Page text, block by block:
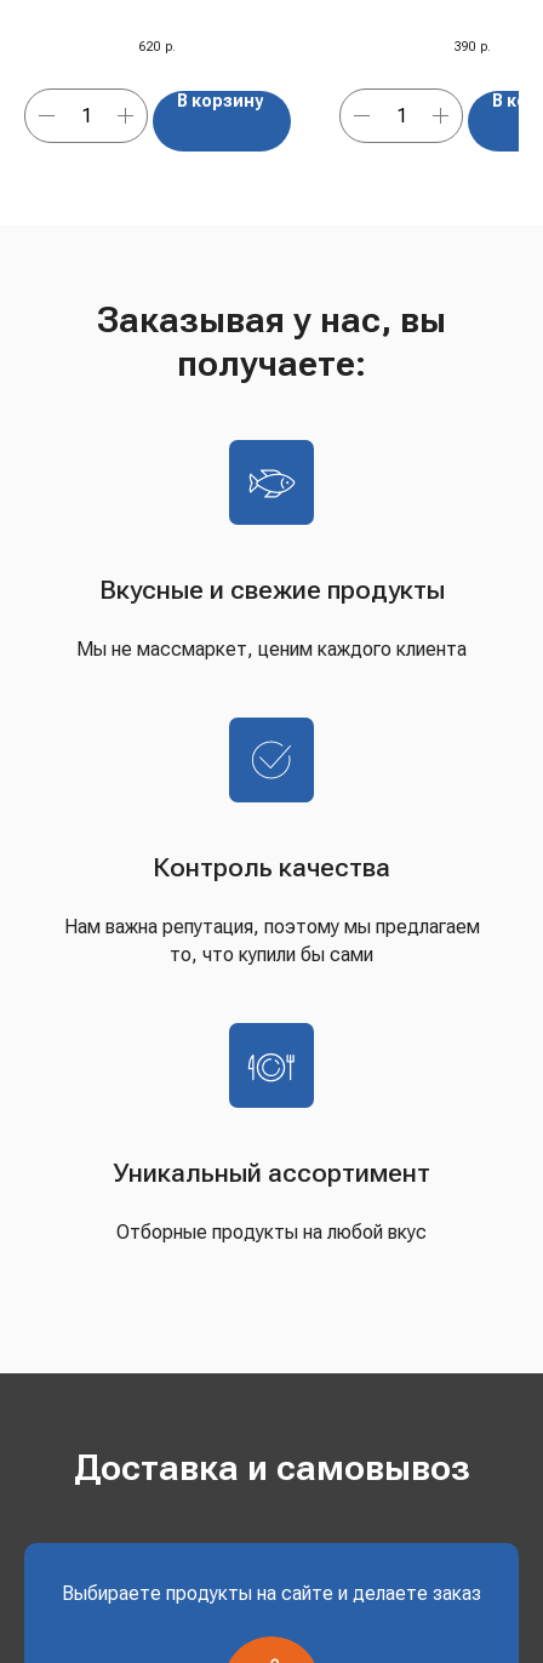
620 р.
В корзину
390 р.
В
Заказывая у нас, вы
получаете:
Вкусные и свежие продукты
Мы не массмаркет, ценим каждого клиента
Контроль качества
Нам важна репутация, поэтому мы предлагаем
то, что купили бы сами
Уникальный ассортимент
Отборные продукты на любой вкус
Доставка и самовывоз
Выбираете продукты на сайте и делаете заказ